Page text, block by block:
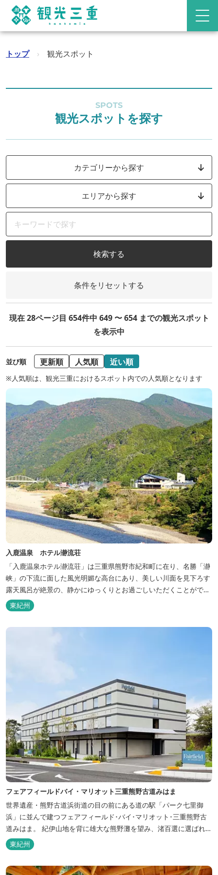
トップ › 観光スポット
SPOTS
観光スポットを探す
カテゴリーから探す
エリアから探す
検索する
条件をリセットする
現在 28ページ目 654件中 649 〜 654 までの観光スポット
を表示中
並び順 更新順 人気順 近い順
※人気順は、観光三重におけるスポット内での人気順となります
入鹿温泉 ホテル瀞流荘
「入鹿温泉ホテル瀞流荘」は三重県熊野市紀和町に在り、名勝「瀞
峡」の下流に面した風光明媚な高台にあり、美しい川面を見下ろす
露天風呂が絶景の、静かにゆっくりとお過ごしいただくことができ
る温泉宿泊施設です。 熊野古道をはじめ、日本一の棚田と称される
丸山千枚田、赤木城跡、熊野本宮大社（熊野三山）、玉置神社が近
くに点在し、和歌山・奈良の遺産や名所からも近いことから観光ア
東紀州
フェアフィールドバイ・マリオット三重熊野古道みはま
世界遺産・熊野古道浜街道の目の前にある道の駅「パーク七里御
浜」に並んで建つフェアフィールド･バイ･マリオット･三重熊野古
道みはま。 紀伊山地を背に雄大な熊野灘を望み、渚百選に選ばれた
七里御浜海岸などの美しい自然が広がります。一年を通して暖かで
過ごしやすく、季節を通じて穫れる数々の品種のみかんをはじめ、
豊富な畑の幸や海の幸を堪能していただけます。 風光明媚な御浜を
東紀州